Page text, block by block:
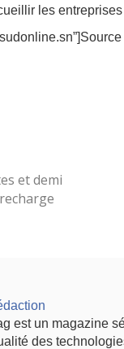
les entreprises
et demi
est un magazine
des